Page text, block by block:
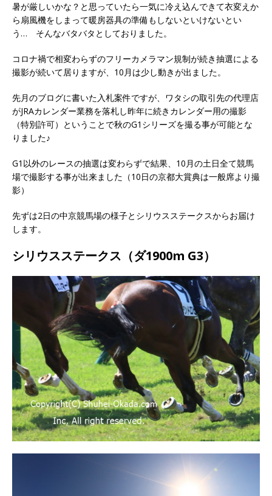
暑が厳しいかな？と思っていたら一気に冷え込んできて衣変えか
ら扇風機をしまって暖房器具の準備もしないといけないとい
う… そんなバタバタとしておりました。
コロナ禍で相変わらずのフリーカメラマン規制が続き抽選による
撮影が続いて居りますが、10月は少し動きが出ました。
先月のブログに書いた入札案件ですが、ワタシの取引先の代理店
がJRAカレンダー業務を落札し昨年に続きカレンダー用の撮影
（特別許可）ということで秋のG1シリーズを撮る事が可能とな
りました♪
G1以外のレースの抽選は変わらずで結果、10月の土日全て競馬
場で撮影する事が出来ました（10日の京都大賞典は一般席より撮
影）
先ずは2日の中京競馬場の様子とシリウスステークスからお届け
します。
シリウスステークス（ダ1900m G3）